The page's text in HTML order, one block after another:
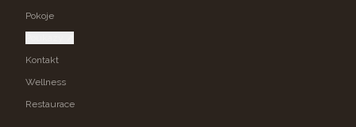
Pokoje
Kontakt
Wellness
Restaurace